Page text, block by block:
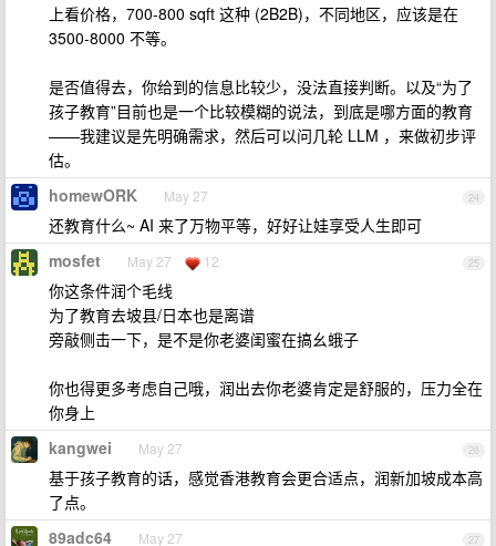
上看价格，700-800 sqft 这种 (2B2B)，不同地区，应该是在
3500-8000 不等。
是否值得去，你给到的信息比较少，没法直接判断。以及“为了
孩子教育”目前也是一个比较模糊的说法，到底是哪方面的教育
——我建议是先明确需求，然后可以问几轮 LLM ，来做初步评
估。
24
homewORK May 27
还教育什么~ AI 来了万物平等，好好让娃享受人生即可
25
mosfet May 27 12
你这条件润个毛线
为了教育去坡县/日本也是离谱
旁敲侧击一下，是不是你老婆闺蜜在搞幺蛾子
你也得更多考虑自己哦，润出去你老婆肯定是舒服的，压力全在
你身上
26
kangwei May 27
基于孩子教育的话，感觉香港教育会更合适点，润新加坡成本高
了点。
27
89adc64 May 27